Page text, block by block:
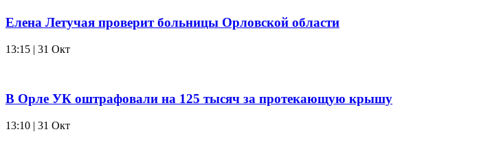
Елена Летучая проверит больницы Орловской области
13:15 | 31 Окт
В Орле УК оштрафовали на 125 тысяч за протекающую крышу
13:10 | 31 Окт